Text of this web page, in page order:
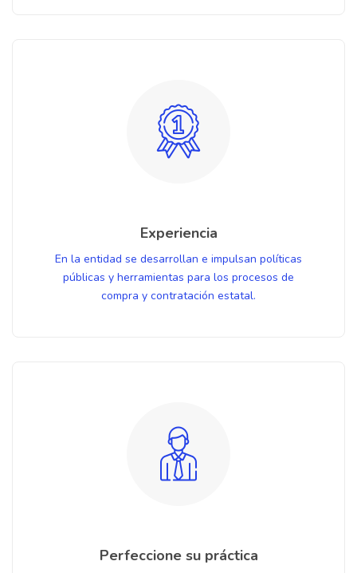
Experiencia
En la entidad se desarrollan e impulsan políticas
públicas y herramientas para los procesos de
compra y contratación estatal.
Perfeccione su práctica